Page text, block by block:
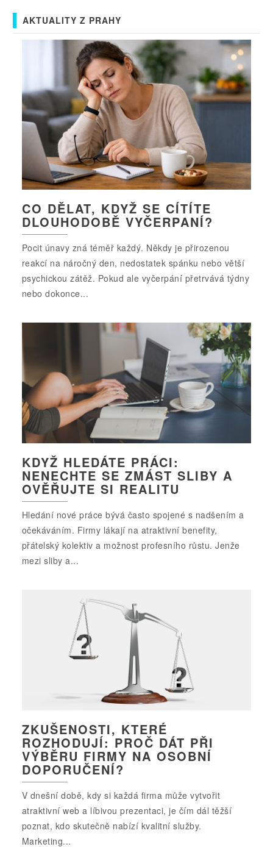
AKTUALITY Z PRAHY
CO DĚLAT, KDYŽ SE CÍTÍTE
DLOUHODOBĚ VYČERPANÍ?
Pocit únavy zná téměř každý. Někdy je přirozenou
reakcí na náročný den, nedostatek spánku nebo větší
psychickou zátěž. Pokud ale vyčerpání přetrvává týdny
nebo dokonce...
KDYŽ HLEDÁTE PRÁCI:
NENECHTE SE ZMÁST SLIBY A
OVĚŘUJTE SI REALITU
Hledání nové práce bývá často spojené s nadšením a
očekáváním. Firmy lákají na atraktivní benefity,
přátelský kolektiv a možnost profesního růstu. Jenže
mezi sliby a...
ZKUŠENOSTI, KTERÉ
ROZHODUJÍ: PROČ DÁT PŘI
VÝBĚRU FIRMY NA OSOBNÍ
DOPORUČENÍ?
V dnešní době, kdy si každá firma může vytvořit
atraktivní web a líbivou prezentaci, je čím dál těžší
poznat, kdo skutečně nabízí kvalitní služby.
Marketing...